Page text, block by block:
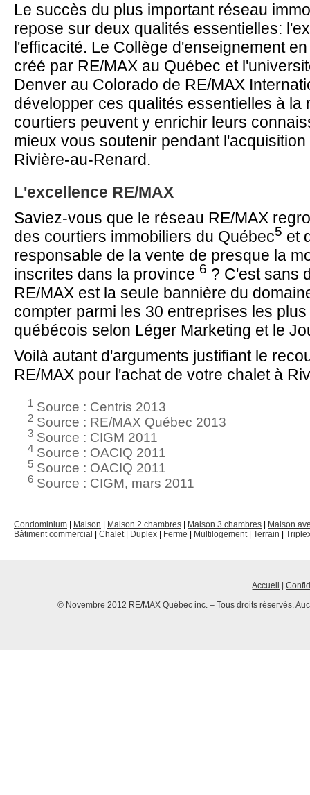
Le succès du plus important réseau
repose sur deux qualités essentielles:
l'efficacité. Le Collège d'enseignement
créé par RE/MAX au Québec et
Denver au Colorado de RE/MAX
développer ces qualités essentielles à la
courtiers peuvent y enrichir leurs
mieux vous soutenir pendant
Rivière-au-Renard.
L'excellence RE/MAX
Saviez-vous que le réseau RE/MAX
des courtiers immobiliers du Québec5 et
responsable de la vente de presque la
inscrites dans la province 6 ? C'est sans
RE/MAX est la seule bannière du
compter parmi les 30 entreprises les
québécois selon Léger Marketing et le
Voilà autant d'arguments justifiant le
RE/MAX pour l'achat de votre chalet à
1 Source : Centris 2013
2 Source : RE/MAX Québec 2013
3 Source : CIGM 2011
4 Source : OACIQ 2011
5 Source : OACIQ 2011
6 Source : CIGM, mars 2011
Condominium Maison Maison 2 chambres Maison 3 chambres
Maison
Bâtiment commercial
Chalet| Duplex Ferme Multilogement| Terrain
Accueil |
© Novembre 2012 RE/MAX Québec inc. – Tous droits réservés.